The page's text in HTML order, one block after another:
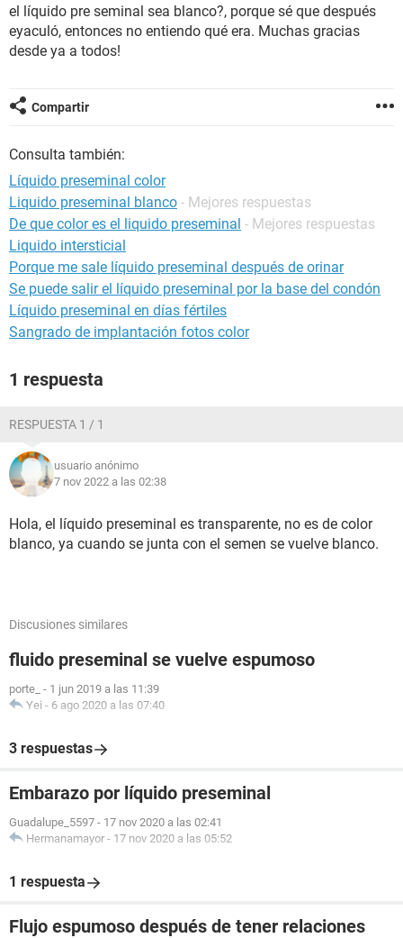
el líquido pre seminal sea blanco?, porque sé que después
eyaculó, entonces no entiendo qué era. Muchas gracias
desde ya a todos!
Compartir
Consulta también:
Líquido preseminal color
Liquido preseminal blanco - Mejores respuestas
De que color es el liquido preseminal - Mejores respuestas
Liquido intersticial
Porque me sale líquido preseminal después de orinar
Se puede salir el líquido preseminal por la base del condón
Líquido preseminal en días fértiles
Sangrado de implantación fotos color
1 respuesta
RESPUESTA 1 / 1
usuario anónimo
7 nov 2022 a las 02:38
Hola, el líquido preseminal es transparente, no es de color
blanco, ya cuando se junta con el semen se vuelve blanco.
Discusiones similares
fluido preseminal se vuelve espumoso
porte_ - 1 jun 2019 a las 11:39
Yei - 6 ago 2020 a las 07:40
3 respuestas
Embarazo por líquido preseminal
Guadalupe_5597 - 17 nov 2020 a las 02:41
Hermanamayor - 17 nov 2020 a las 05:52
1 respuesta
Flujo espumoso después de tener relaciones